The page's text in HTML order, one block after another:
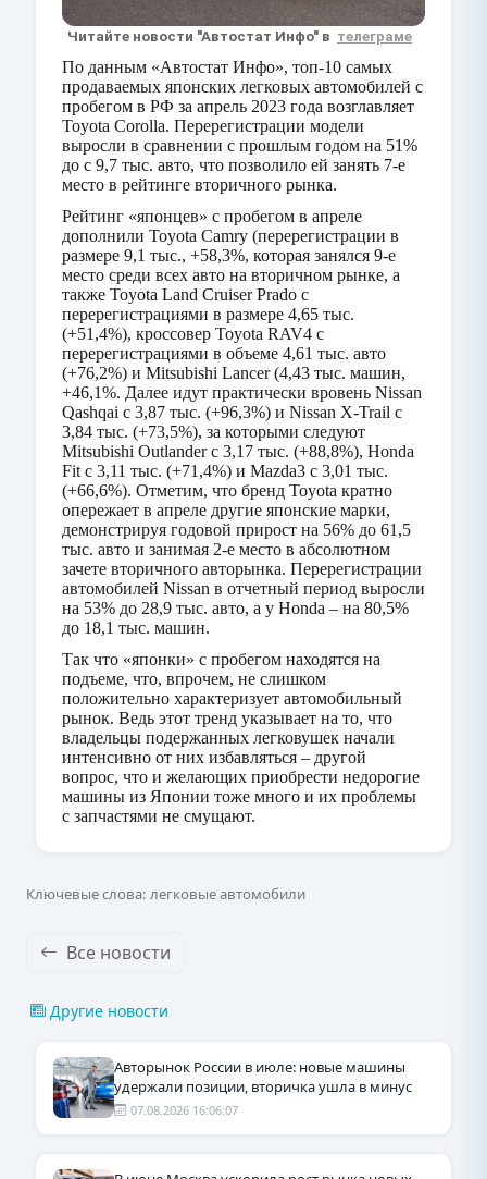
Читайте новости "Автостат Инфо" в телеграме
По данным «Автостат Инфо», топ-10 самых
продаваемых японских легковых автомобилей с
пробегом в РФ за апрель 2023 года возглавляет
Toyota Corolla. Перерегистрации модели
выросли в сравнении с прошлым годом на 51%
до с 9,7 тыс. авто, что позволило ей занять 7-е
место в рейтинге вторичного рынка.
Рейтинг «японцев» с пробегом в апреле
дополнили Toyota Camry (перерегистрации в
размере 9,1 тыс., +58,3%, которая занялся 9-е
место среди всех авто на вторичном рынке, а
также Toyota Land Cruiser Prado с
перерегистрациями в размере 4,65 тыс.
(+51,4%), кроссовер Toyota RAV4 с
перерегистрациями в объеме 4,61 тыс. авто
(+76,2%) и Mitsubishi Lancer (4,43 тыс. машин,
+46,1%. Далее идут практически вровень Nissan
Qashqai с 3,87 тыс. (+96,3%) и Nissan X-Trail с
3,84 тыс. (+73,5%), за которыми следуют
Mitsubishi Outlander с 3,17 тыс. (+88,8%), Honda
Fit с 3,11 тыс. (+71,4%) и Mazda3 с 3,01 тыс.
(+66,6%). Отметим, что бренд Toyota кратно
опережает в апреле другие японские марки,
демонстрируя годовой прирост на 56% до 61,5
тыс. авто и занимая 2-е место в абсолютном
зачете вторичного авторынка. Перерегистрации
автомобилей Nissan в отчетный период выросли
на 53% до 28,9 тыс. авто, а у Honda – на 80,5%
до 18,1 тыс. машин.
Так что «японки» с пробегом находятся на
подъеме, что, впрочем, не слишком
положительно характеризует автомобильный
рынок. Ведь этот тренд указывает на то, что
владельцы подержанных легковушек начали
интенсивно от них избавляться – другой
вопрос, что и желающих приобрести недорогие
машины из Японии тоже много и их проблемы
с запчастями не смущают.
Ключевые слова: легковые автомобили
Все новости
Другие новости
Авторынок России в июле: новые машины
удержали позиции, вторичка ушла в минус
07.08.2026 16:06:07